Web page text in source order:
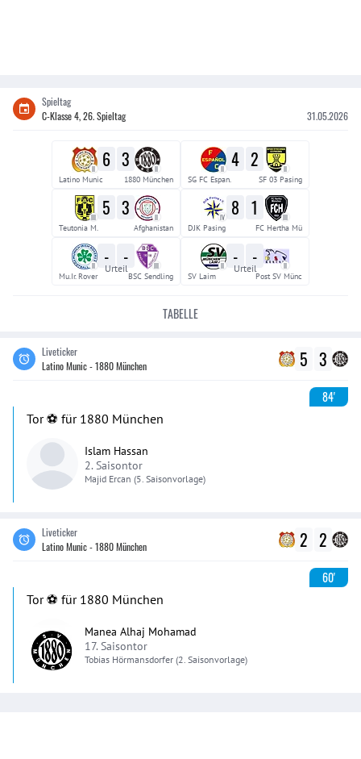
Spieltag
C-Klasse 4, 26. Spieltag
31.05.2026
II 6 3 II
Latino Munic 1880 München
II 4 2 II
SG FC Espan. SF 03 Pasing
III 5 3 II
Teutonia M. Afghanistan
IV 8 1 III
DJK Pasing FC Hertha Mü
II - -
Urteil III
Mu.Ir. Rover BSC Sendling
II - -
Urteil II
SV Laim Post SV Münc
TABELLE
Liveticker
Latino Munic - 1880 München
5 3
84'
Tor ⚽️ für 1880 München
Islam Hassan
2. Saisontor
Majid Ercan (5. Saisonvorlage)
Liveticker
Latino Munic - 1880 München
2 2
60'
Tor ⚽️ für 1880 München
Manea Alhaj Mohamad
17. Saisontor
Tobias Hörmansdorfer (2. Saisonvorlage)